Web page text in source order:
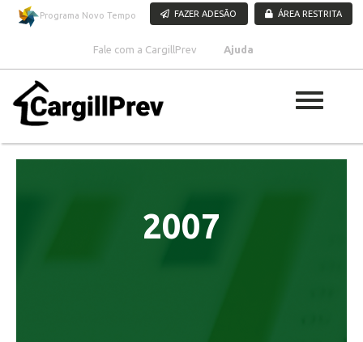
Pular para o conteúdo
Programa Novo Tempo FAZER ADESÃO ÁREA RESTRITA
Fale com a CargillPrev Ajuda
2007